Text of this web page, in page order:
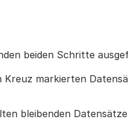
beiden Schritte
markierten
bleibenden